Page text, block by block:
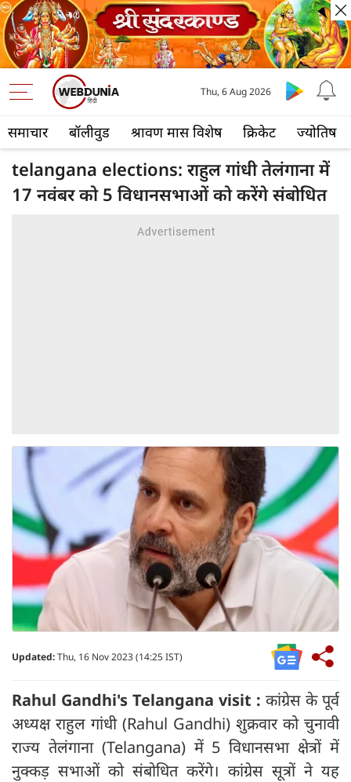
समाचार बॉलीवुड श्रावण मास विशेष क्रिकेट ज्योतिष
Thu, 6 Aug 2026
telangana elections: राहुल गांधी तेलंगाना में
17 नवंबर को 5 विधानसभाओं को करेंगे संबोधित
Updated:Thu, 16 Nov 2023 (14:25 IST)
Rahul Gandhi's Telangana visit : कांग्रेस के पूर्व
अध्यक्ष राहुल गांधी (Rahul Gandhi) शुक्रवार को चुनावी
राज्य तेलंगाना (Telangana) में 5 विधानसभा क्षेत्रों में
नुक्कड़ सभाओं को संबोधित करेंगे। कांग्रेस सूत्रों ने यह